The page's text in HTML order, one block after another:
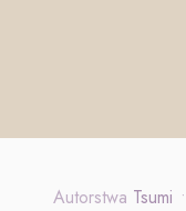
Autorstwa Tsumi •